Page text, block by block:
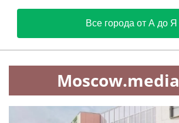
Все города от А до Я
Moscow.media